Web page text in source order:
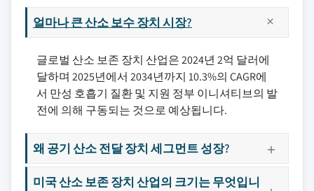
얼마나 큰 산소 보수 장치 시장?
글로벌 산소 보존 장치 산업은 2024년 2억 달러에
달하며 2025년에서 2034년까지 10.3%의 CAGR에
서 만성 호흡기 질환 및 지원 정부 이니셔티브의 발
전에 의해 구동되는 것으로 예상됩니다.
왜 공기 산소 전달 장치 세그먼트 성장?
미국 산소 보존 장치 산업의 크기는 무엇입니